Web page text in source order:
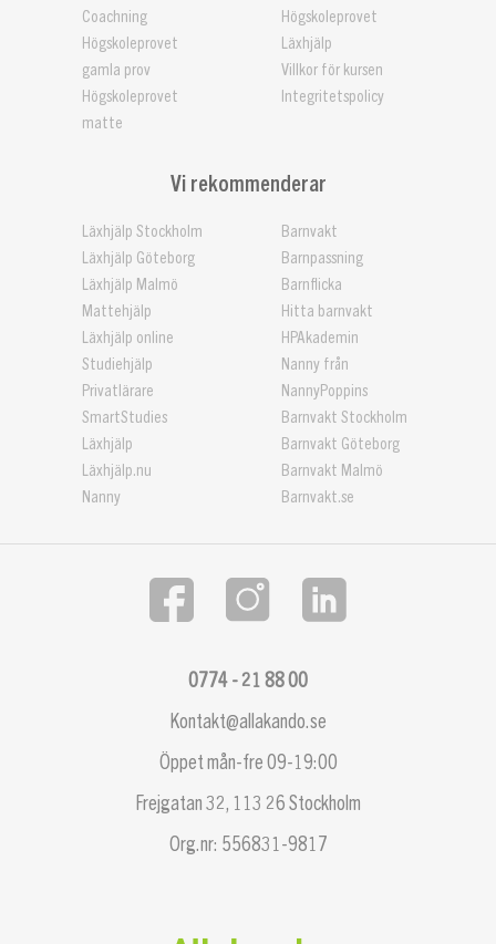
Coachning
Högskoleprovet
gamla prov
Högskoleprovet
matte
Högskoleprovet
Läxhjälp
Villkor för kursen
Integritetspolicy
Vi rekommenderar
Läxhjälp Stockholm
Läxhjälp Göteborg
Läxhjälp Malmö
Mattehjälp
Läxhjälp online
Studiehjälp
Privatlärare
SmartStudies
Läxhjälp
Läxhjälp.nu
Nanny
Barnvakt
Barnpassning
Barnflicka
Hitta barnvakt
HPAkademin
Nanny från
NannyPoppins
Barnvakt Stockholm
Barnvakt Göteborg
Barnvakt Malmö
Barnvakt.se
Kontakt@allakando.se
0774 - 21 88 00
Öppet mån-fre 09-19:00
Frejgatan 32, 113 26 Stockholm
Org.nr: 556831-9817